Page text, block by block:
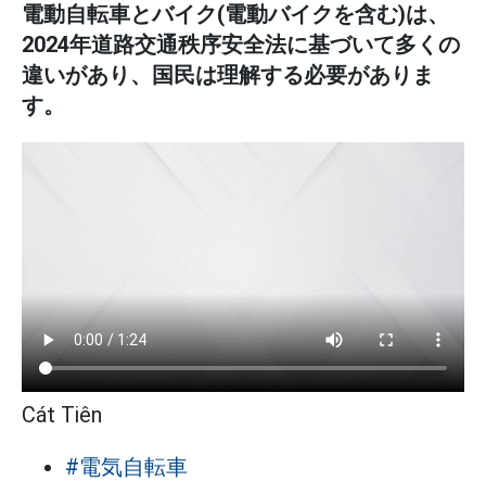
電動自転車とバイク(電動バイクを含む)は、
2024年道路交通秩序安全法に基づいて多くの
違いがあり、国民は理解する必要がありま
す。
Cát Tiên
#電気自転車